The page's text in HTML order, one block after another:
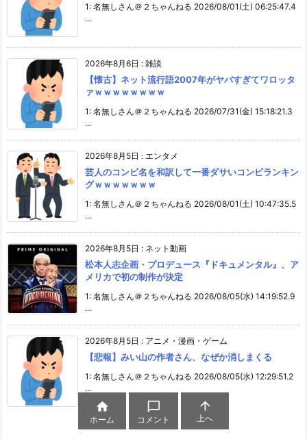
1: 名無しさん＠２ちゃんねる 2026/08/01(土) 06:25:47.4
...
2026年8月6日 : 雑談
【懐古】ネット流行語2007年がヤバすぎてワロッタ
ァｗｗｗｗｗｗｗｗ
1: 名無しさん＠２ちゃんねる 2026/07/31(金) 15:18:21.3
...
2026年8月5日 : エンタメ
芸人のコンビ名を和訳して一番ダサいコンビランキン
グｗｗｗｗｗｗｗ
1: 名無しさん＠２ちゃんねる 2026/08/01(土) 10:47:35.5
...
2026年8月5日 : ネット動画
松本人志企画・プロデュース『ドキュメンタル』、ア
メリカで初の制作が決定
1: 名無しさん＠２ちゃんねる 2026/08/05(水) 14:19:52.9
...
2026年8月5日 : アニメ・漫画・ゲーム
【悲報】みい山の作者さん、なぜか消しまくる
1: 名無しさん＠２ちゃんねる 2026/08/05(水) 12:29:51.2
...

ホーム

コメント

上へ